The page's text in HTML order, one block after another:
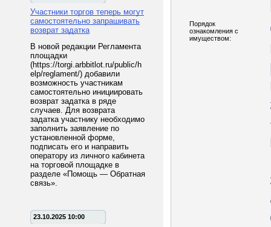
Участники торгов теперь могут
самостоятельно запрашивать
возврат задатка
В новой редакции Регламента
площадки
(https://torgi.arbbitlot.ru/public/h
elp/reglament/) добавили
возможность участникам
самостоятельно инициировать
возврат задатка в ряде
случаев. Для возврата
задатка участнику необходимо
заполнить заявление по
установленной форме,
подписать его и направить
оператору из личного кабинета
на торговой площадке в
разделе «Помощь — Обратная
связь».
23.10.2025 10:00
Порядок
ознакомления с
имуществом: